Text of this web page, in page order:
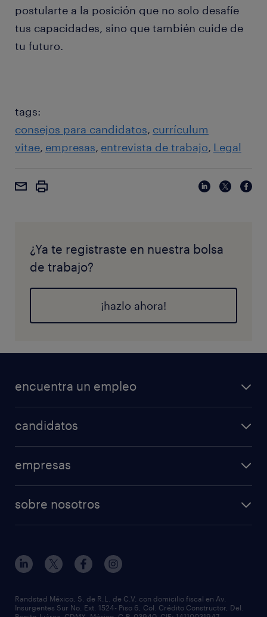
postularte a la posición que no solo desafíe
tus capacidades, sino que también cuide de
tu futuro.
tags:
consejos para candidatos currículum
vitae empresas entrevista de trabajo Legal
¿Ya te registraste en nuestra bolsa
de trabajo?
¡hazlo ahora!
encuentra un empleo
candidatos
empresas
sobre nosotros
Randstad México, S. de R.L. de C.V. con domicilio fiscal en Av.
Insurgentes Sur No. Ext. 1524- Piso 6, Col. Crédito Constructor, Del.